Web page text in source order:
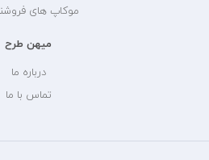
موکاپ های
میهن طرح
درباره ما
تماس با ما